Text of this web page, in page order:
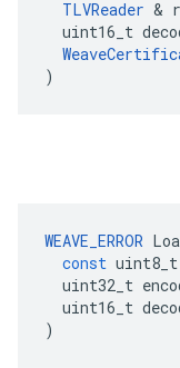
TLVReader &
uint16_t
)
WEAVE_ERROR
const uint8_t
uint32_t
uint16_t
)